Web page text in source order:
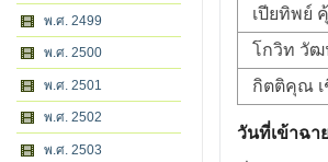
พ.ศ. 2499
พ.ศ. 2500
พ.ศ. 2501
พ.ศ. 2502
พ.ศ. 2503
เปียทิพย์
โกวิท วัฒ
กิตติคุณ เ
วันที่เข้าฉา